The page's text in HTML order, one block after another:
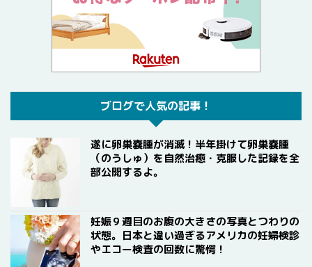
ブログで人気の記事！
遂に卵巣嚢腫が消滅！半年掛けて卵巣嚢腫
（のうしゅ）を自然治癒・克服した記録を全
部公開するよ。
妊娠９週目のお腹の大きさの写真とつわりの
状態。日本と違い過ぎるアメリカの妊婦検診
やエコー検査の回数に驚愕！